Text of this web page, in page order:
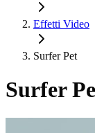
Effetti Video
Surfer Pet
Surfer